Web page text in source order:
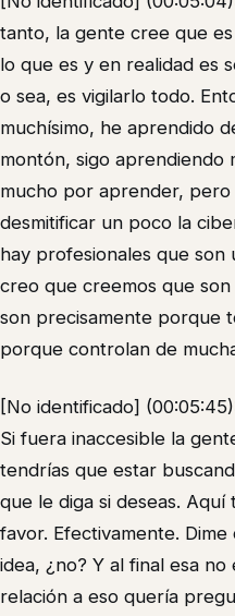
tanto, la gente cree que
lo que es y en realidad es
o sea, es vigilarlo todo.
muchísimo, he aprendido
montón, sigo aprendiendo
mucho por aprender,
desmitificar un poco la
hay profesionales que son
creo que creemos que
son precisamente porque
porque controlan de
[No identificado]
Si fuera inaccesible la
tendrías que estar
que le diga si deseas.
favor. Efectivamente.
idea, ¿no? Y al final esa
relación a eso quería